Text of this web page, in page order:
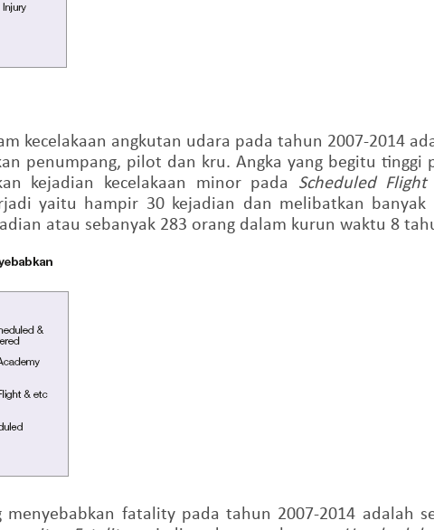
kecelakaan angkutan udara pada tahun 2007-2014
penumpang, pilot dan kru. Angka yang begitu tinggi
kejadian kecelakaan minor pada Scheduled Flight
yaitu hampir 30 kejadian dan melibatkan banyak
atau sebanyak 283 orang dalam kurun waktu 8
menyebabkan fatality pada tahun 2007-2014 adalah